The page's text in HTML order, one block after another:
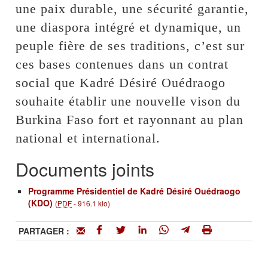
une paix durable, une sécurité garantie,
une diaspora intégré et dynamique, un
peuple fière de ses traditions, c’est sur
ces bases contenues dans un contrat
social que Kadré Désiré Ouédraogo
souhaite établir une nouvelle vison du
Burkina Faso fort et rayonnant au plan
national et international.
Documents joints
Programme Présidentiel de Kadré Désiré Ouédraogo
(KDO) (PDF-916.1 kio)
PARTAGER :